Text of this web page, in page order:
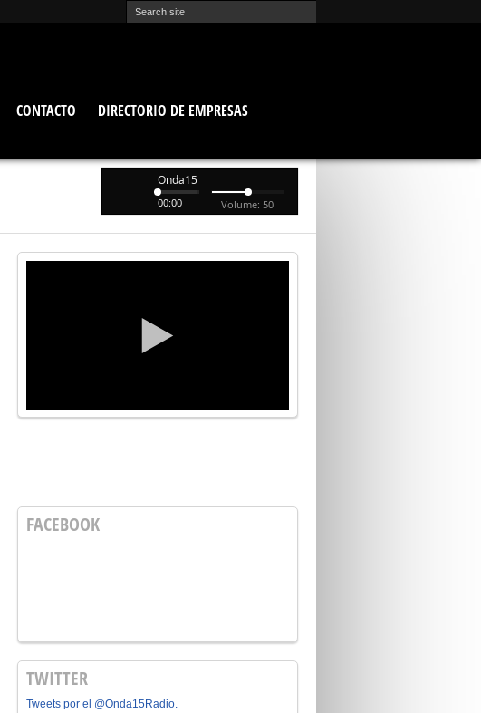
CONTACTO
DIRECTORIO DE EMPRESAS
Onda15
00:00 Volume: 50
FACEBOOK
TWITTER
Tweets por el @Onda15Radio.